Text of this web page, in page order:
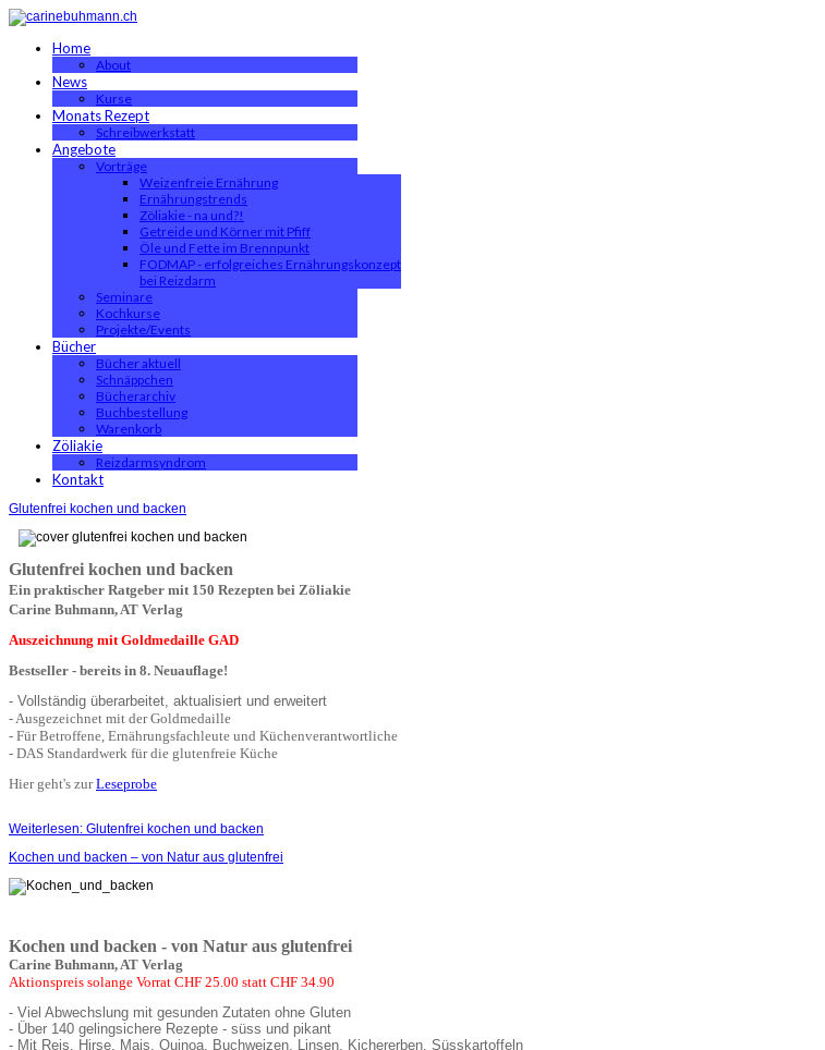
Home
About
News
Kurse
Monats Rezept
Schreibwerkstatt
Angebote
Vorträge
Weizenfreie Ernährung
Ernährungstrends
Zöliakie - na und?!
Getreide und Körner mit Pfiff
Öle und Fette im Brennpunkt
FODMAP - erfolgreiches Ernährungskonzept
bei Reizdarm
Seminare
Kochkurse
Projekte/Events
Bücher
Bücher aktuell
Schnäppchen
Bücherarchiv
Buchbestellung
Warenkorb
Zöliakie
Reizdarmsyndrom
Kontakt
Glutenfrei kochen und backen
Glutenfrei kochen und backen
Ein praktischer Ratgeber mit 150 Rezepten bei Zöliakie
Carine Buhmann, AT Verlag
Auszeichnung mit Goldmedaille GAD
Bestseller - bereits in 8. Neuauflage!
- Vollständig überarbeitet, aktualisiert und erweitert
- Ausgezeichnet mit der Goldmedaille
- Für Betroffene, Ernährungsfachleute und Küchenverantwortliche
- DAS Standardwerk für die glutenfreie Küche
Hier geht's zurLeseprobe
Weiterlesen: Glutenfrei kochen und backen
Kochen und backen – von Natur aus glutenfrei
Kochen und backen - von Natur aus glutenfrei
Carine Buhmann, AT Verlag
Aktionspreis solange Vorrat CHF 25.00 statt CHF 34.90
- Viel Abwechslung mit gesunden Zutaten ohne Gluten
- Über 140 gelingsichere Rezepte - süss und pikant
- Mit Reis, Hirse, Mais, Quinoa, Buchweizen, Linsen, Kichererben, Süsskartoffeln